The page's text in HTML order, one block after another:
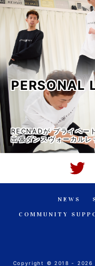
PERSONAL
RECNADが プライベー
出張ダンスヴォーカル
NEWS
COMMUNITY
Copyright © 2018 - 2026